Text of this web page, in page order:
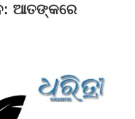
ଆତଙ୍କରେ